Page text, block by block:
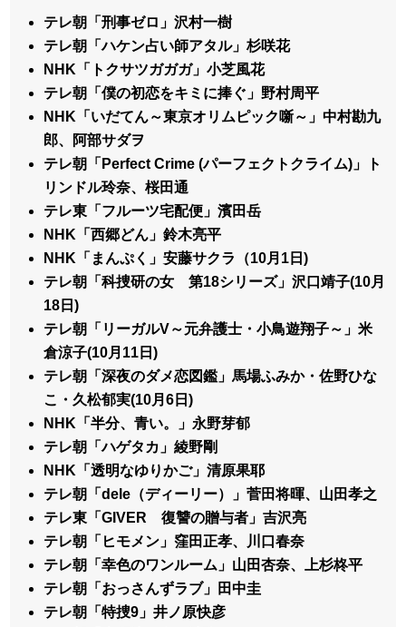
テレ朝「刑事ゼロ」沢村一樹
テレ朝「ハケン占い師アタル」杉咲花
NHK「トクサツガガガ」小芝風花
テレ朝「僕の初恋をキミに捧ぐ」野村周平
NHK「いだてん～東京オリムピック噺～」中村勘九
郎、阿部サダヲ
テレ朝「Perfect Crime (パーフェクトクライム)」ト
リンドル玲奈、桜田通
テレ東「フルーツ宅配便」濱田岳
NHK「西郷どん」鈴木亮平
NHK「まんぷく」安藤サクラ（10月1日)
テレ朝「科捜研の女 第18シリーズ」沢口靖子(10月
18日)
テレ朝「リーガルV～元弁護士・小鳥遊翔子～」米
倉涼子(10月11日)
テレ朝「深夜のダメ恋図鑑」馬場ふみか・佐野ひな
こ・久松郁実(10月6日)
NHK「半分、青い。」永野芽郁
テレ朝「ハゲタカ」綾野剛
NHK「透明なゆりかご」清原果耶
テレ朝「dele（ディーリー）」菅田将暉、山田孝之
テレ東「GIVER 復讐の贈与者」吉沢亮
テレ朝「ヒモメン」窪田正孝、川口春奈
テレ朝「幸色のワンルーム」山田杏奈、上杉柊平
テレ朝「おっさんずラブ」田中圭
テレ朝「特捜9」井ノ原快彦